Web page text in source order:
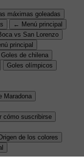
máximas goleadas
← Menú principal
vs San Lorenzo
principal
Goles de chilena
Goles olímpicos
Maradona
cómo suscribirse
de los colores